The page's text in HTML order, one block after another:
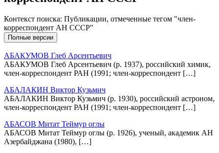
Контекст поиска: Публикации, отмеченные тегом "член-
корреспондент АН СССР"
АБАКУМОВ Глеб Арсентьевич
АБАКУМОВ Глеб Арсентьевич (р. 1937), российский химик,
член-корреспондент РАН (1991; член-корреспондент […]
АБАЛАКИН Виктор Кузьмич
АБАЛАКИН Виктор Кузьмич (р. 1930), российский астроном,
член-корреспондент РАН (1991; член-корреспондент […]
АБАСОВ Митат Теймур оглы
АБАСОВ Митат Теймур оглы (р. 1926), ученый, академик АН
Азербайджана (1980), […]